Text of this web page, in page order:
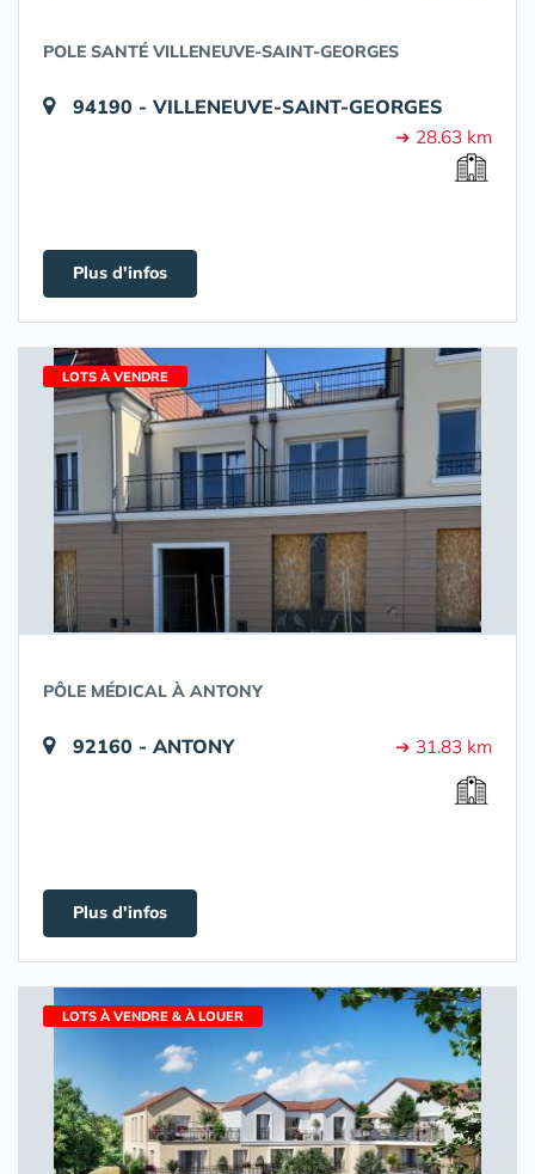
POLE SANTÉ VILLENEUVE-SAINT-GEORGES
94190 - VILLENEUVE-SAINT-GEORGES
➔ 28.63 km
Plus d'infos
LOTS À VENDRE
PÔLE MÉDICAL À ANTONY
92160 - ANTONY ➔ 31.83 km
Plus d'infos
LOTS À VENDRE & À LOUER